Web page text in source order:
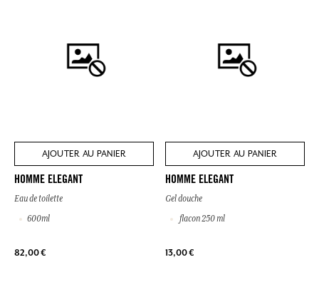
AJOUTER AU PANIER
HOMME ELEGANT
Eau de toilette
600ml
82,00 €
AJOUTER AU PANIER
HOMME ELEGANT
Gel douche
flacon 250 ml
13,00 €